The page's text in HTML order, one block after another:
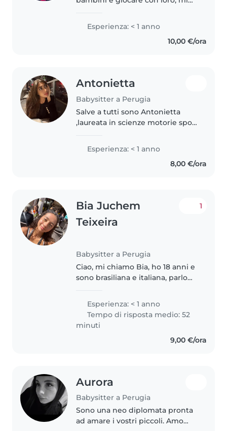
cose nuove, la cultura e viaggiare.
amo la musica, il cinema e i libri,
Esperienza: < 1 anno
10,00 €/ora
Antonietta
Babysitter a Perugia
Salve a tutti sono Antonietta
,laureata in scienze motorie sport
studi presso l'università di
perugia ,ho diverse esperienze
con i bambini data anche..
Esperienza: < 1 anno
8,00 €/ora
Bia Juchem
Teixeira
Babysitter a Perugia
1
Ciao, mi chiamo Bia, ho 18 anni e
sono brasiliana e italiana, parlo
bambini e ho esperienza di
avere una sorella minore, ma
sono..
Esperienza: < 1 anno
Tempo di risposta medio: 52
minuti
9,00 €/ora
Aurora
Babysitter a Perugia
Sono una neo diplomata pronta
ad amare i vostri piccoli. Amo